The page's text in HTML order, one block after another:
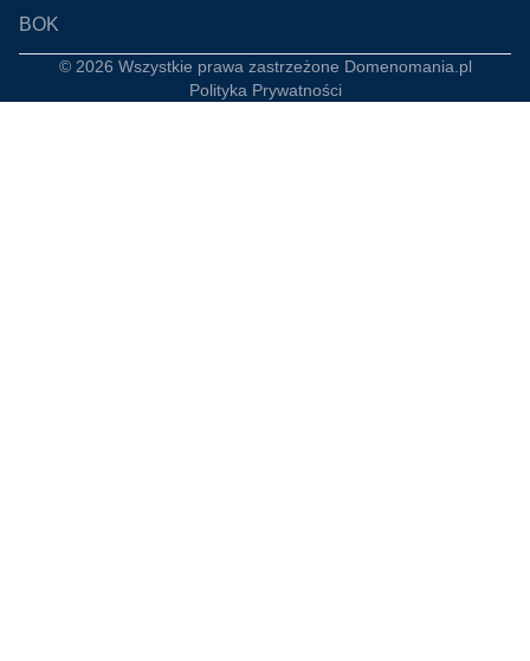
BOK
© 2026 Wszystkie prawa zastrzeżone Domenomania.pl
Polityka Prywatności